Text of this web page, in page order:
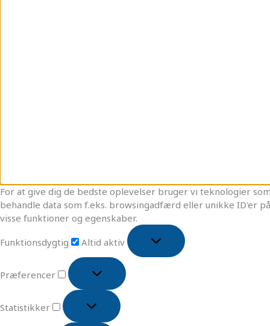
For at give dig de bedste oplevelser bruger vi teknologier
behandle data som f.eks. browsingadfærd eller unikke ID'er
visse funktioner og egenskaber.
Funktionsdygtig
Altid aktiv
Præferencer
Statistikker